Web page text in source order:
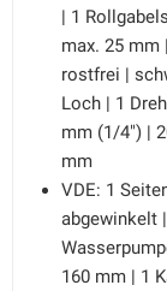
| 1
max. 25 mm
rostfrei |
Loch | 1
mm (1/4") |
mm
VDE: 1
abgewinkelt
160 mm | 1